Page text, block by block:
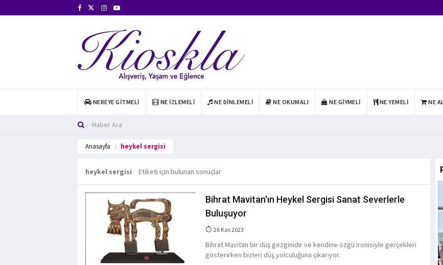
NEREYE GITMELI NE İZLEMELI NE DINLEMELI NE OKUMALI NE GIYMELI NE YEMELI NE
Anasayfa heykel sergisi
heykel sergisi Etiketi için bulunan sonuçlar
Bihrat Mavitan'ın Heykel Sergisi Sanat Severlerle
Buluşuyor
26 Kas 2023
Bihrat Mavitan bir düş gezginidir ve kendine özgü ironisiyle gerçekleri
gösterirken bizleri düş yolculuğuna çıkarıyor.